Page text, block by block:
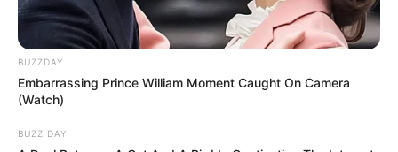
BUZZDAY
Embarrassing Prince William Moment Caught On Camera
(Watch)
BUZZ DAY